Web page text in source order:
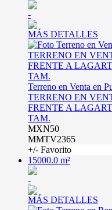
-
MÁS DETALLES
Terreno en Venta en
TERRENO EN
FRENTE A
TAM.
MXN50
MMTV2365
+/- Favorito
15000.0 m²
-
MÁS DETALLES